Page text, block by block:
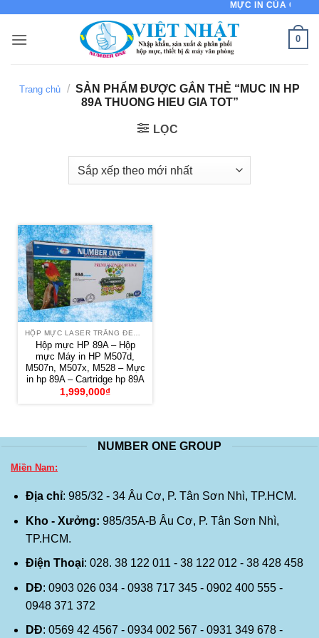
nội
MỰC IN CỦA CHẤT
0
Trang chủ / SẢN PHẨM ĐƯỢC GẮN THẺ “MUC IN HP
89A THUONG HIEU GIA TOT”
LỌC
HỘP MỰC LASER TRẮNG ĐEN HP
Hộp mực HP 89A – Hộp
mực Máy in HP M507d,
M507n, M507x, M528 – Mực
in hp 89A – Cartridge hp 89A
1,999,000₫
NUMBER ONE GROUP
Miền Nam:
Địa chỉ: 985/32 - 34 Âu Cơ, P. Tân Sơn Nhì, TP.HCM.
Kho - Xưởng: 985/35A-B Âu Cơ, P. Tân Sơn Nhì,
TP.HCM.
Điện Thoại: 028. 38 122 011 - 38 122 012 - 38 428 458
DĐ: 0903 026 034 - 0938 717 345 - 0902 400 555 -
0948 371 372
DĐ: 0569 42 4567 - 0934 002 567 - 0931 349 678 -